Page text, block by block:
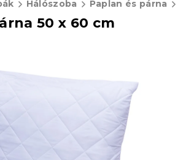
Hálószoba Paplan és párna
50 x 60 cm